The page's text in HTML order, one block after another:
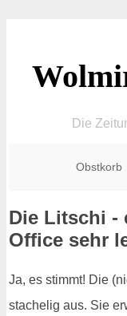
Die
Obstkorb
Die Litschi -
Office sehr
Ja, es stimmt! Die
stachelig aus. Sie